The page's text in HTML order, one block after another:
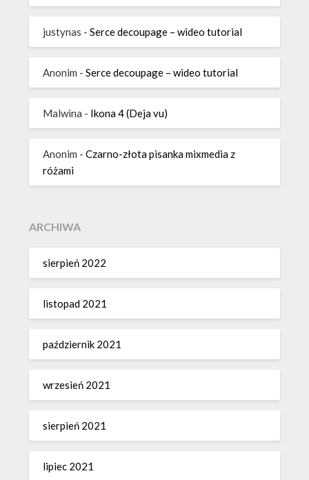
justynas -Serce decoupage – wideo tutorial
Anonim -Serce decoupage – wideo tutorial
Malwina - Ikona 4 (Deja vu)
Anonim -Czarno-złota pisanka mixmedia z
różami
ARCHIWA
sierpień 2022
listopad 2021
październik 2021
wrzesień 2021
sierpień 2021
lipiec 2021